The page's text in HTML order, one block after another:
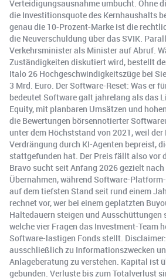
Verteidigungsausnahme umbucht. Ohne
die Investitionsquote des Kernhaushalts
genau die 10-Prozent-Marke ist die
die Neuverschuldung über das SVIK.
Verkehrsminister als Minister auf Abruf.
Zuständigkeiten diskutiert wird, bestellt
Italo 26 Hochgeschwindigkeitszüge bei
3 Mrd. Euro. Der Software-Reset: Was er
bedeutet Software galt jahrelang als das
Equity, mit planbaren Umsätzen und
die Bewertungen börsennotierter
unter dem Höchststand von 2021, weil
Verdrängung durch KI-Agenten bepreist,
stattgefunden hat. Der Preis fällt also vor
Bravo sucht seit Anfang 2026 gezielt
Übernahmen, während Software-
auf dem tiefsten Stand seit rund einem
rechnet vor, wer bei einem geplatzten
Haltedauern steigen und Ausschüttungen
welche vier Fragen das Investment-Team
Software-lastigen Fonds stellt.
ausschließlich zu Informationszwecken
Anlageberatung zu verstehen. Kapital ist
gebunden. Verluste bis zum Totalverlust